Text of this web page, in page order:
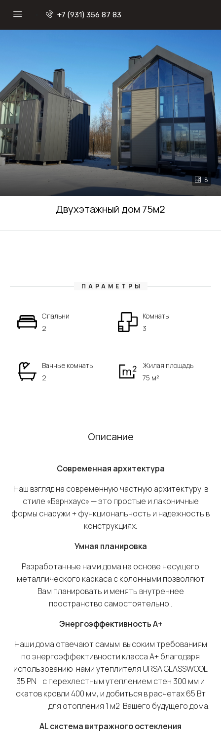
+7 (931) 356 87 83
8
Двухэтажный дом 75м2
ПАРАМЕТРЫ
Спальни
2
Комнаты
3
Ванные комнаты
2
Жилая площадь
75 м²
Описание
Современная архитектура
Наш взгляд на современную частную архитектуру в
стиле «Барнхаус» — это простые и лаконичные
формы снаружи + функциональность и надежность в
конструкциях.
Умная планировка
Разработанные нами дома на основе несущего
металлического каркаса с колонными позволяют
Вам планировать и менять внутреннее
пространство самостоятельно .
ЭнергоэффективностьA+
Наши дома отвечают самым высоким требованиям
по энергоэффективности класса А+ благодаря
использованию нами утеплителя URSA GLASSWOOL
35 PN с перехлестным утеплением стен 300 мм и
скатов кровли 400 мм, и добиться в расчетах 65 Вт
для отопления 1 м2 Вашего будущего дома.
ALсистема витражного остекления